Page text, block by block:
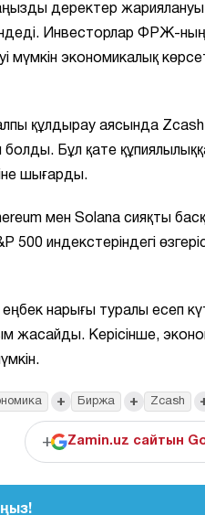
деректер
Инвесторлар ФРЖ-
мүмкін экономикалық
құлдырау аясында Zcash
Бұл қате құпиялылыққа
шығарды.
мен Solana сияқты
500 индекстеріндегі
нарығы туралы есеп
жасайды. Керісінше,
+ Биржа + Zcash
+ Zamin.uz сайтын